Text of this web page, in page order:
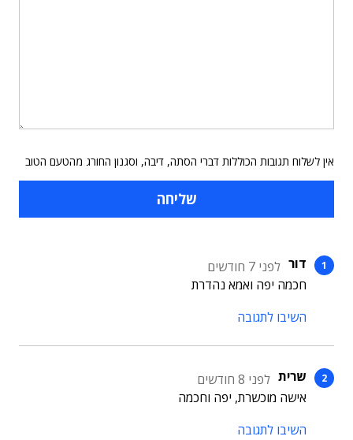
אין לשלוח תגובות הכוללות דברי הסתה, דיבה, וסגנון החורג מהטעם הטוב
דור לפני 7 חודשים
חכמה יפה ואמא נהדרת
השיבו לתגובה
שרית לפני 8 חודשים
אישה מוכשרת, יפה וחכמה
השיבו לתגובה